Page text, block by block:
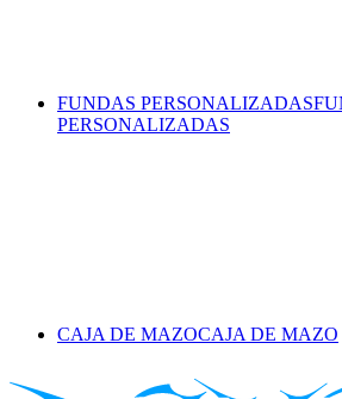
FUNDAS PERSONALIZADAS
PERSONALIZADAS
CAJA DE MAZOCAJA DE MAZO